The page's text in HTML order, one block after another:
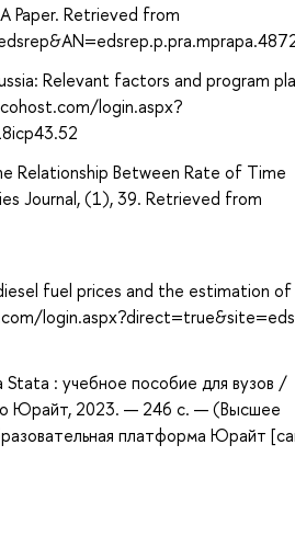
Paper. Retrieved from
Relevant factors and program
login.aspx?
Relationship Between Rate of Time
Journal, (1), 39. Retrieved from
fuel prices and the estimation
: учебное пособие для вузов /
Юрайт, 2023. — 246 с. — (Высшее
платформа Юрайт